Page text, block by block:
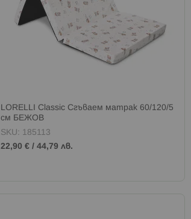
LORELLI Classic Сгъваем матрак 60/120/5
см БЕЖОВ
SKU: 185113
22,90 € /44,79 лв.